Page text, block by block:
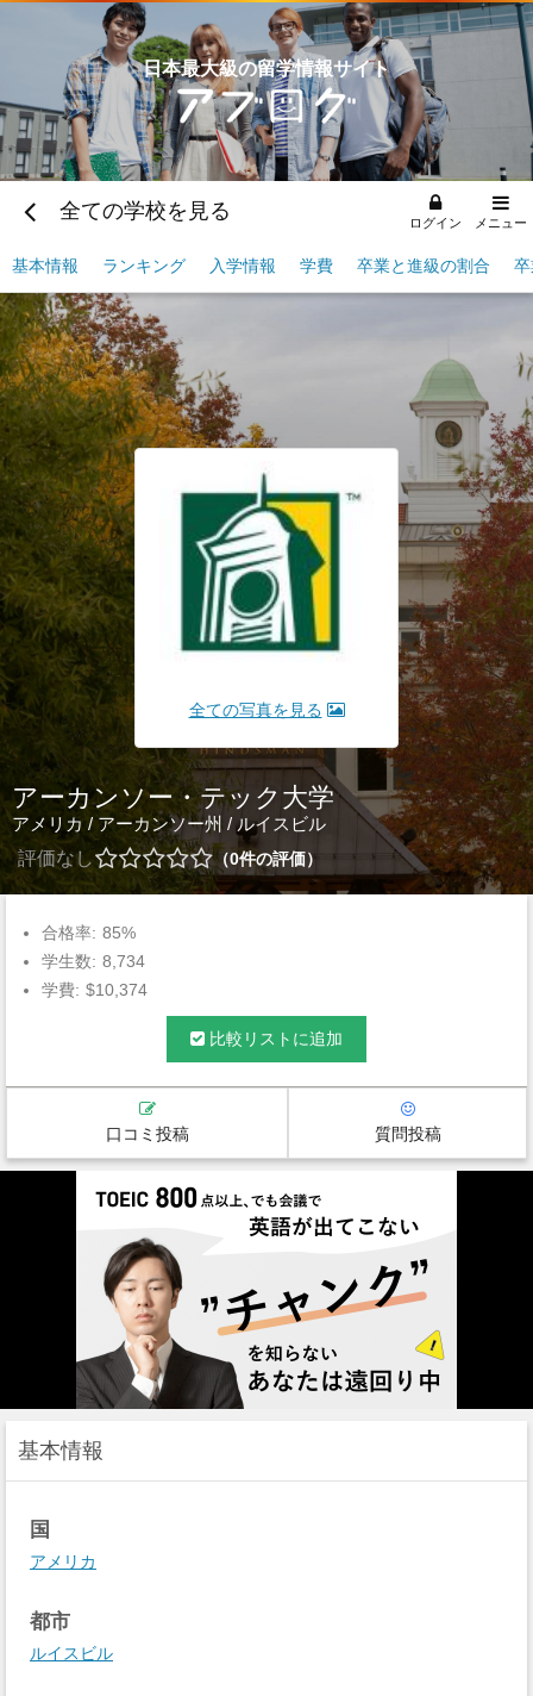
日本最大級の留学情報サイト
全ての学校を見る ログイン メニュー
基本情報 ランキング 入学情報 学費 卒業と進級の割合
全ての写真を見る
アーカンソー・テック大学
アメリカ / アーカンソー州 /ルイスビル
評価なし
0件の評価
合格率: 85%
学生数: 8,734
学費: $10,374
比較リストに追加
口コミ投稿 質問投稿
基本情報
国
アメリカ
都市
ルイスビル